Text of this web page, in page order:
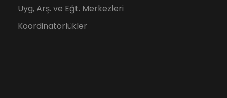
Uyg, Arş. ve Eğt. Merkezleri
Koordinatörlükler